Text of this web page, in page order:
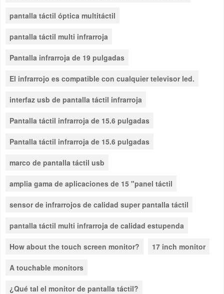
pantalla táctil óptica multitáctil
pantalla táctil multi infrarroja
Pantalla infrarroja de 19 pulgadas
El infrarrojo es compatible con cualquier televisor led.
interfaz usb de pantalla táctil infrarroja
Pantalla táctil infrarroja de 15.6 pulgadas
Pantalla táctil infrarroja de 15.6 pulgadas
marco de pantalla táctil usb
amplia gama de aplicaciones de 15 "panel táctil
sensor de infrarrojos de calidad super pantalla táctil
pantalla táctil multi infrarroja de calidad estupenda
How about the touch screen monitor? 17 inch monitor
A touchable monitors
¿Qué tal el monitor de pantalla táctil?